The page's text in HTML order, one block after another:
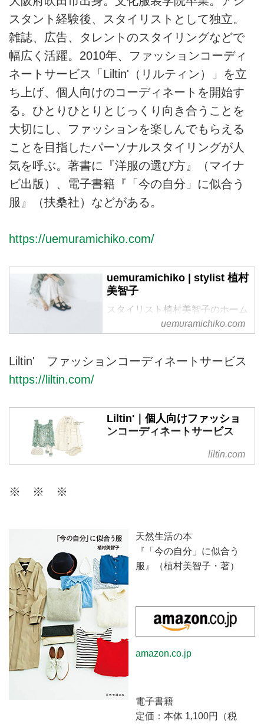
スタント経験後、スタイリストとして独立。
雑誌、広告、タレントのスタイリングなどで
幅広く活躍。2010年、ファッションコーディ
ネートサービス「Liltin'（リルティン）」を立
ち上げ、個人向けのコーディネートを開始す
る。ひとりひとりとじっくり向き合うことを
大切にし、ファッションを楽しんでもらえる
ことを目指したパーソナルスタイリングが人
気を呼ぶ。著書に『洋服の選び方』（マイナ
ビ出版）、電子書籍『「今の自分」に似合う
服』（扶桑社）などがある。
https://uemuramichiko.com/
uemuramichiko | stylist 植村
美智子
スタイリスト植村美智子のホーム
ページです。uemuramichiko.com
Liltin' ファッションコーディネートサービス
https://liltin.com/
Liltin'｜個人向けファッショ
ンコーディネートサービス
リルティンは、個人の方が日頃の
ファッションに関するお悩みを相
しむお手伝いをいたします。
liltin.com
※ ※ ※
天然生活の本
『「今の自分」に似合う
服』（植村美智子・著）
amazon.co.jp
電子書籍
定価：本体 1,100円（税